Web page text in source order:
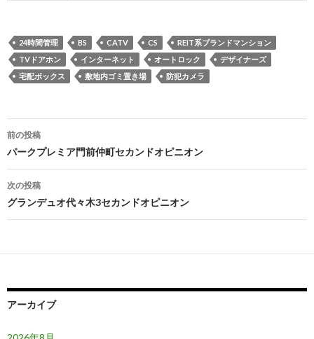
24時間管理 BS CATV CS
REIT系ブランドマンション
TVドアホン
インターネット オートロック
デザイナーズ
宅配ボックス
敷地内ゴミ置き場 防犯カメラ
投
稿
ナ
ビ
ゲ
ー
ョ
前の投稿
パークプレミア門前仲町セカンドオピニオン
次の投稿
グランデュオ代々木3セカンドオピニオン
アーカイブ